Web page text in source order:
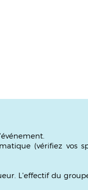
(vérifiez vos
L'effectif du